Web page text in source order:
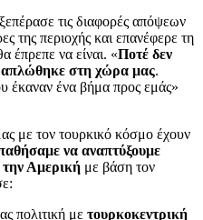
τις διαφορές απόψεων
της περιοχής και επανέφερε τη
έπρεπε να είναι. «Ποτέ δεν
απλώθηκε στη χώρα μας.
έκαναν ένα βήμα προς εμάς»
με τον τουρκικό κόσμο έχουν
να αναπτύξουμε
Αμερική με βάση τον
πολιτική με τουρκοκεντρική